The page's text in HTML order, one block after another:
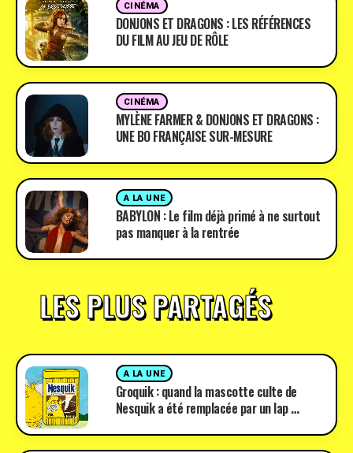
CINÉMA
DONJONS ET DRAGONS : LES RÉFÉRENCES
DU FILM AU JEU DE RÔLE
CINÉMA
MYLÈNE FARMER & DONJONS ET DRAGONS :
UNE BO FRANÇAISE SUR-MESURE
A LA UNE
BABYLON : Le film déjà primé à ne surtout
pas manquer à la rentrée
LES PLUS PARTAGÉS
A LA UNE
Groquik : quand la mascotte culte de
Nesquik a été remplacée par un lap …